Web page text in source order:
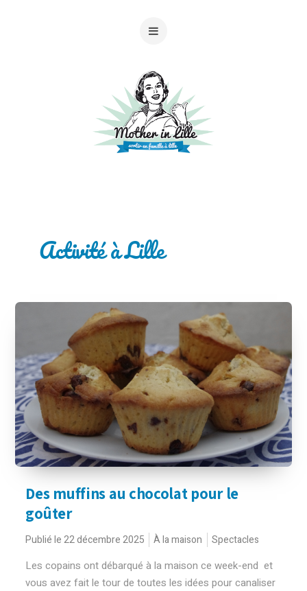
Activité à Lille
Des muffins au chocolat pour le
goûter
Publié le 22 décembre 2025 À la maison Spectacles
Les copains ont débarqué à la maison ce week-end et
vous avez fait le tour de toutes les idées pour canaliser